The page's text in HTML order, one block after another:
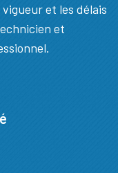
et les délais
et